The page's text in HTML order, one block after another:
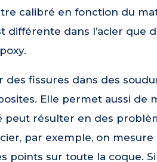
calibré en fonction du
dans l’acier que
fissures dans des
Elle permet aussi de
peut résulter en des
par exemple, on
points sur toute la coque.